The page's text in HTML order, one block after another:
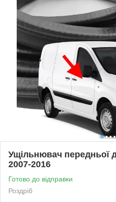
Ущільнювач передньої
2007-2016
Готово до відправки
Роздріб